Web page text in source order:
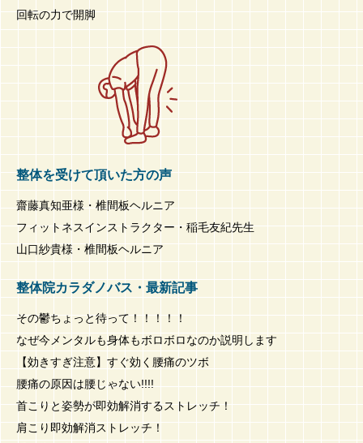
回転の力で開脚
整体を受けて頂いた方の声
齋藤真知亜様・椎間板ヘルニア
フィットネスインストラクター・稲毛友紀先生
山口紗貴様・椎間板ヘルニア
整体院カラダノバス・最新記事
その鬱ちょっと待って！！！！！
なぜ今メンタルも身体もボロボロなのか説明します
【効きすぎ注意】すぐ効く腰痛のツボ
腰痛の原因は腰じゃない!!!!
首こりと姿勢が即効解消するストレッチ！
肩こり即効解消ストレッチ！